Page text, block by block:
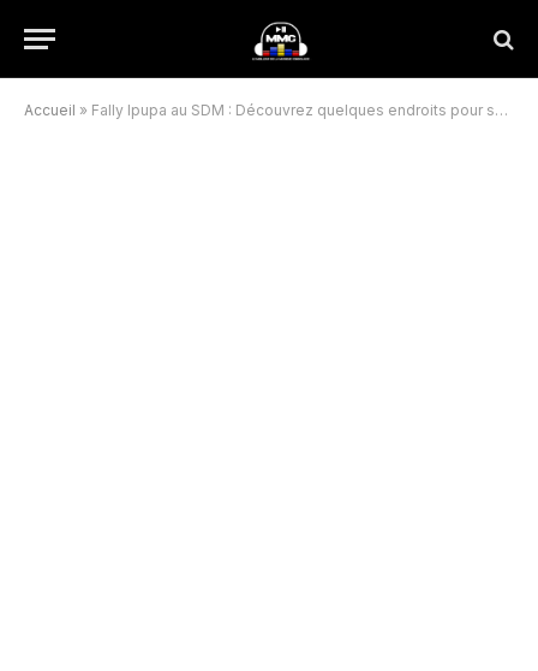
Accueil » Fally Ipupa au SDM : Découvrez quelques endroits pour se procurer des billets